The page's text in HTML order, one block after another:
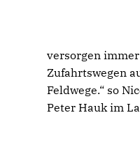
versorgen
Zufahrtswegen
Feldwege.“ so
Peter Hauk im